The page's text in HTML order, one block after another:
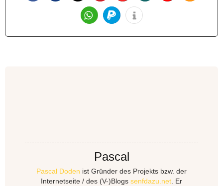
Pascal
Pascal Doden ist Gründer des Projekts bzw. der
Internetseite / des (V-)Blogs senfdazu.net . Er